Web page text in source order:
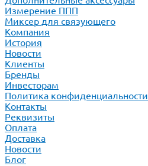
Измерение ППП
Миксер для связующего
Компания
История
Новости
Клиенты
Бренды
Инвесторам
Политика конфиденциальности
Контакты
Реквизиты
Оплата
Доставка
Новости
Блог